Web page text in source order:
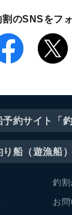
割のSNSをフ
予約サイト「
り船（遊漁船
釣割
お